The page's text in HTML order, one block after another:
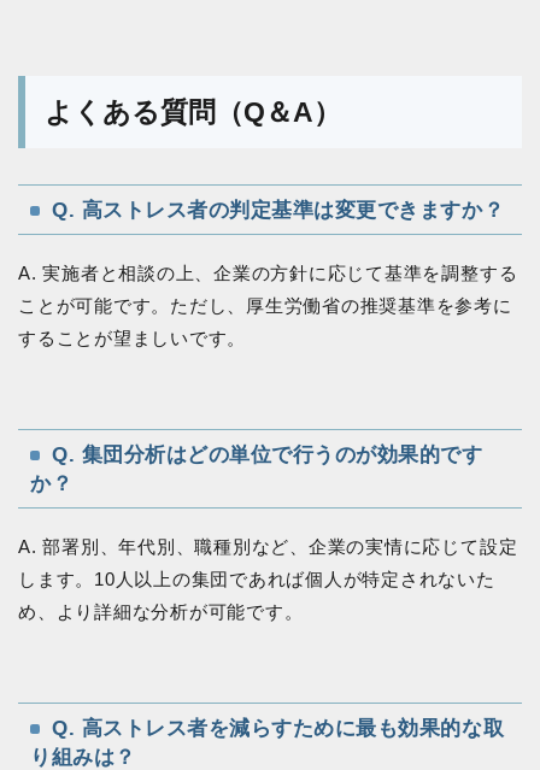
よくある質問（Q＆A）
Q. 高ストレス者の判定基準は変更できますか？
A. 実施者と相談の上、企業の方針に応じて基準を調整する
ことが可能です。ただし、厚生労働省の推奨基準を参考に
することが望ましいです。
Q. 集団分析はどの単位で行うのが効果的です
か？
A. 部署別、年代別、職種別など、企業の実情に応じて設定
します。10人以上の集団であれば個人が特定されないた
め、より詳細な分析が可能です。
Q. 高ストレス者を減らすために最も効果的な取
り組みは？